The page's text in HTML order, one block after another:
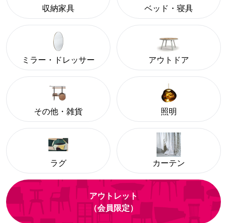
収納家具 ベッド・寝具
ミラー・ドレッサー アウトドア
その他・雑貨 照明
ラグ カーテン
アウトレット
（会員限定）